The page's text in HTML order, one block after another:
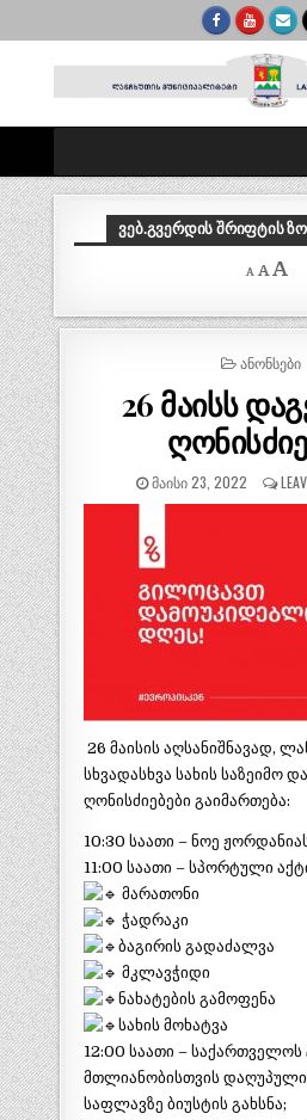
ᲕᲔᲑ.ᲒᲕᲔᲠᲓᲘᲡ ᲨᲠᲘᲤᲢᲘᲡ
A
Decrease
font
A Reset
A
POSTED
ᲐᲜᲝᲜᲡᲔᲑᲘ
26 მაისს
ᲛᲐᲘᲡᲘ 23, 2022
26 მაისის აღსანიშნავად,
სხვადასხვა სახის საზეიმო
ღონისძიებები გაიმართება:
10:30 საათი – ნოე
11:00 საათი – სპორტული
მარათონი
ჭადრაკი
ბაგირის გადაძალვა
მკლავჭიდი
ნახატების გამოფენა
სახის მოხატვა
12:00 საათი –
მთლიანობისთვის დაღუპული
საფლავზე ბიუსტის გახსნა;